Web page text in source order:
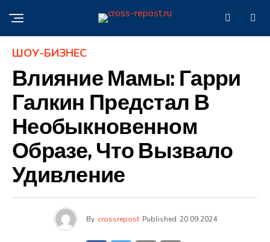
ШОУ-БИЗНЕС
Влияние Мамы: Гарри
Галкин Предстал В
Необыкновенном
Образе, Что Вызвало
Удивление
By crossrepost Published 20.09.2024